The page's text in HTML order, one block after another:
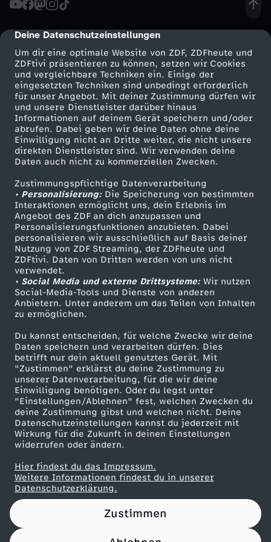
cmp-dialog-description
Deine Datenschutzeinstellungen
Um dir eine optimale Website von ZDF, ZDFheute und
ZDFtivi präsentieren zu können, setzen wir Cookies
und vergleichbare Techniken ein. Einige der
eingesetzten Techniken sind unbedingt erforderlich
für unser Angebot. Mit deiner Zustimmung dürfen wir
und unsere Dienstleister darüber hinaus
Informationen auf deinem Gerät speichern und/oder
abrufen. Dabei geben wir deine Daten ohne deine
Einwilligung nicht an Dritte weiter, die nicht unsere
direkten Dienstleister sind. Wir verwenden deine
Daten auch nicht zu kommerziellen Zwecken.
Zustimmungspflichtige Datenverarbeitung
• Personalisierung:Die Speicherung von bestimmten
Interaktionen ermöglicht uns, dein Erlebnis im
Angebot des ZDF an dich anzupassen und
Personalisierungsfunktionen anzubieten. Dabei
personalisieren wir ausschließlich auf Basis deiner
Nutzung von ZDF Streaming, der ZDFheute und
ZDFtivi. Daten von Dritten werden von uns nicht
verwendet.
• Social Media und externe Drittsysteme:Wir nutzen
Social-Media-Tools und Dienste von anderen
Anbietern. Unter anderem um das Teilen von Inhalten
zu ermöglichen.
Du kannst entscheiden, für welche Zwecke wir deine
Daten speichern und verarbeiten dürfen. Dies
betrifft nur dein aktuell genutztes Gerät. Mit
"Zustimmen" erklärst du deine Zustimmung zu
unserer Datenverarbeitung, für die wir deine
Einwilligung benötigen. Oder du legst unter
"Einstellungen/Ablehnen" fest, welchen Zwecken du
deine Zustimmung gibst und welchen nicht. Deine
Datenschutzeinstellungen kannst du jederzeit mit
Wirkung für die Zukunft in deinen Einstellungen
widerrufen oder ändern.
Hier findest du das Impressum.
Weitere Informationen findest du in unserer
Datenschutzerklärung.
Zustimmen
y
p
e
n
,
d
i
e
j
e
d
e
r
k
e
n
n
Mehr ZDF
ZDF-Apps
Smart TV
ZDFtext
Livestreams
Sendungen A-Z
TV-Programm
Service
ZDFmitreden
Kontakt zum ZDF
Tickets
Zuschauerservice
Hilfe
ZDF Unternehmen
Karriere
ZDF goes Schule
Werbefernsehen
Mainzelmännchen
Partner